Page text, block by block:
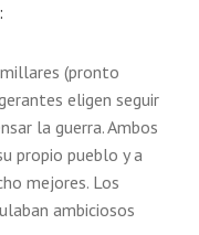
:
(pronto
eligen seguir
la guerra. Ambos
propio pueblo y a
mejores. Los
ambiciosos